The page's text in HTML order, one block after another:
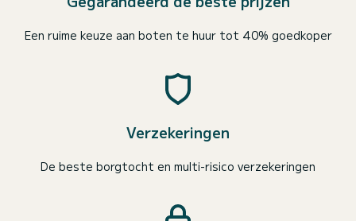
Een ruime keuze aan boten te huur tot 40% goedkoper
Verzekeringen
De beste borgtocht en multi-risico verzekeringen